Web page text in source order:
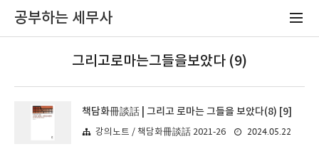
공부하는 세무사
그리고로마는그들을보았다 (9)
책담화冊談話 | 그리고 로마는 그들을 보았다(8) [9]
강의노트 / 책담화冊談話 2021-26 2024.05.22